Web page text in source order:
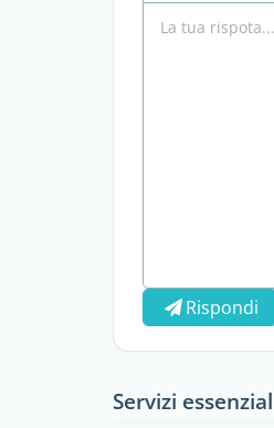
Rispondi
Servizi